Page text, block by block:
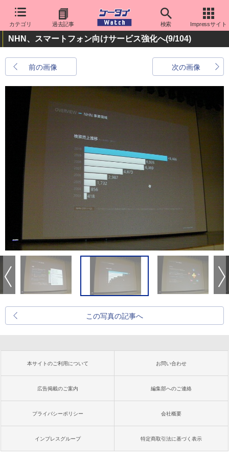
カテゴリ 過去記事 検索 Impressサイト
NHN、スマートフォン向けサービス強化へ(9/104)
前の画像 次の画像
この写真の記事へ
本サイトのご利用について お問い合わせ
広告掲載のご案内 編集部へのご連絡
プライバシーポリシー 会社概要
インプレスグループ 特定商取引法に基づく表示